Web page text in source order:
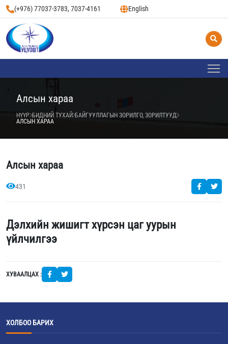
(+976) 77037-3783, 7037-4161 English
Алсын хараа
НҮҮР БИДНИЙ ТУХАЙ БАЙГУУЛЛАГЫН ЗОРИЛГО, ЗОРИЛТУУД
АЛСЫН ХАРАА
Алсын хараа
431
Дэлхийн жишигт хүрсэн цаг уурын
үйлчилгээ
ХУВААЛЦАХ :
ХОЛБОО БАРИХ